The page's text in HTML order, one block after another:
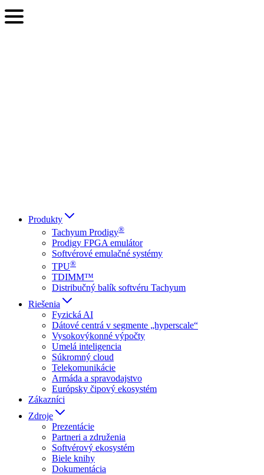
Produkty
Tachyum Prodigy®
Prodigy FPGA emulátor
Softvérové emulačné systémy
TPU®
TDIMM™
Distribučný balík softvéru Tachyum
Riešenia
Fyzická AI
Dátové centrá v segmente „hyperscale“
Vysokovýkonné výpočty
Umelá inteligencia
Súkromný cloud
Telekomunikácie
Armáda a spravodajstvo
Európsky čipový ekosystém
Zákazníci
Zdroje
Prezentácie
Partneri a združenia
Softvérový ekosystém
Biele knihy
Dokumentácia